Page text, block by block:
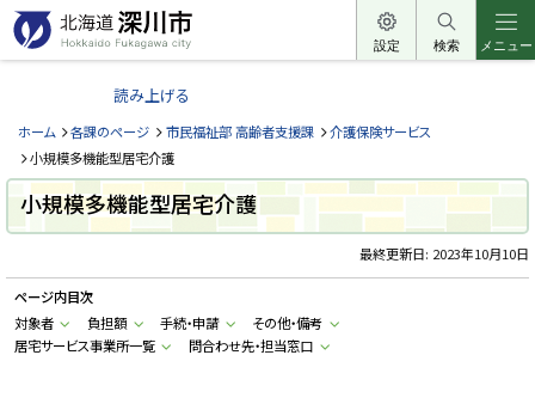
本
文
へ
ー
北
道
深
川
市
H
k
a
d
o
設定 検索 メニュー
読み上げる
ホーム 各課のページ 市民福祉部 高齢者支援課
介護保険サービス
小規模多機能型居宅介護
小規模多機能型居宅介護
最終更新日: 2023年10月10日
ページ内目次
対象者
負担額 手続・申請
その他・備考
居宅サービス事業所一覧
問合わせ先・担当窓口